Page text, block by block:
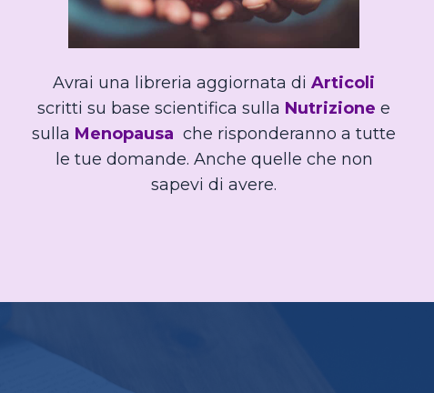
Avrai una libreria aggiornata di Articoli
scritti su base scientifica sulla Nutrizione e
sulla Menopausa che risponderanno a tutte
le tue domande. Anche quelle che non
sapevi di avere.